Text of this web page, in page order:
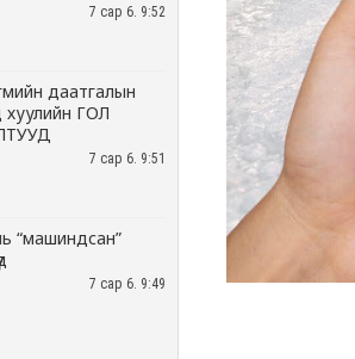
7 сар 6. 9:52
даатгалын
хуулийн ГОЛ
7 сар 6. 9:51
“машиндсан”
7 сар 6. 9:49